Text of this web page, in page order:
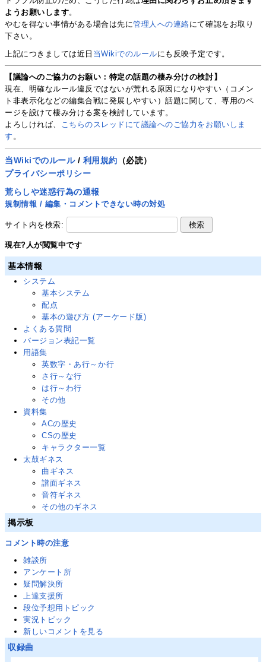
ようお願いします。
やむを得ない事情がある場合は先に管理人への連絡にて確認をお取り
下さい。
上記につきましては近日 当Wikiでのルールにも反映予定です。
【議論へのご協力のお願い：特定の話題の棲み分けの検討】
現在、明確なルール違反ではないが荒れる原因になりやすい（コメン
ト非表示化などの編集合戦に発展しやすい）話題に関して、専用のペ
ージを設けて棲み分ける案を検討しています。
よろしければ、
こちらのスレッドにて議論へのご協力をお願いしま
す 。
当Wikiでのルール/ 利用規約 （必読）
プライバシーポリシー
荒らしや迷惑行為の通報
規制情報 / 編集・コメントできない時の対処
サイト内を検索:
現在? 人が閲覧中です
基本情報
システム
基本システム
配点
基本の遊び方 (アーケード版)
よくある質問
バージョン表記一覧
用語集
英数字・あ行～か行
さ行～な行
は行～わ行
その他
資料集
ACの歴史
CSの歴史
キャラクター一覧
太鼓ギネス
曲ギネス
譜面ギネス
音符ギネス
その他のギネス
掲示板
コメント時の注意
雑談所
アンケート所
疑問解決所
上達支援所
段位予想用トピック
実況トピック
新しいコメントを見る
収録曲